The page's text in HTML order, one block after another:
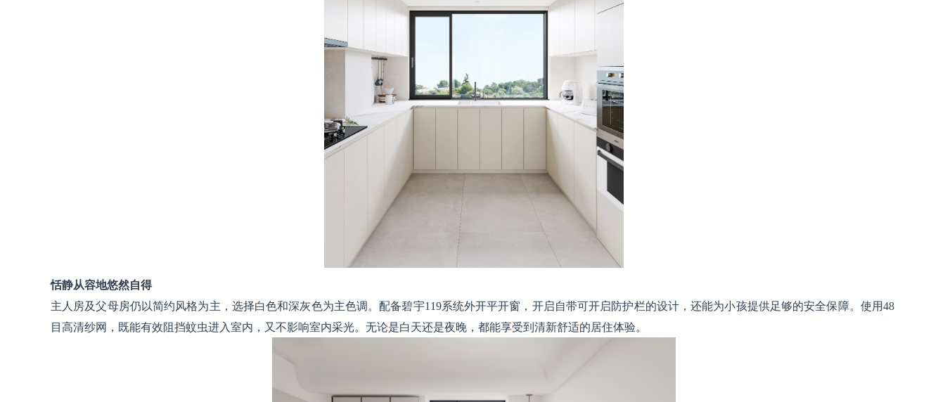
恬静从容地悠然自得
主人房及父母房仍以简约风格为主，选择白色和深灰色为主色调。配备碧宇119系统外开平开窗，开启自带可开启防护栏的设计，还能为小孩提供足够的安全保障。使用48
目高清纱网，既能有效阻挡蚊虫进入室内，又不影响室内采光。无论是白天还是夜晚，都能享受到清新舒适的居住体验。